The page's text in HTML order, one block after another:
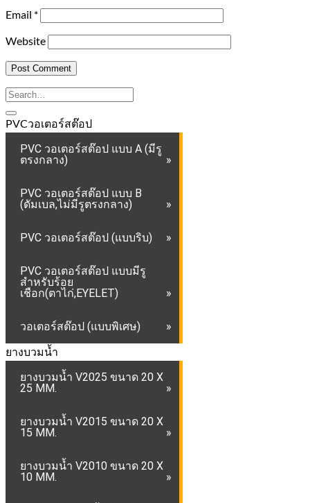
Email *
Website
PVCวอเตอร์สต๊อป
PVC วอเตอร์สต๊อป แบบ A (มีรู
ตรงกลาง)
PVC วอเตอร์สต๊อป แบบ B
(ดัมเบล,ไม่มีรูตรงกลาง)
PVC วอเตอร์สต๊อป (แบบริบ)
PVC วอเตอร์สต๊อป แบบมีรู
สำหรับร้อย
เชือก(ตาไก่,EYELET)
วอเตอร์สต๊อป (แบบพิเศษ)
ยางบวมน้ำ
ยางบวมน้ำ V2025 ขนาด 20 X
25 MM.
ยางบวมน้ำ V2015 ขนาด 20 X
15 MM.
ยางบวมน้ำ V2010 ขนาด 20 X
10 MM.